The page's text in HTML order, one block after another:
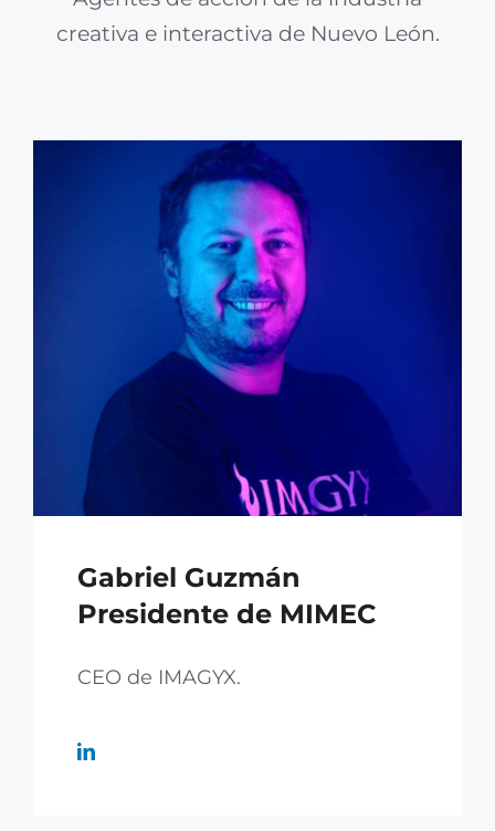
creativa e interactiva de Nuevo León.
Gabriel Guzmán
Presidente de MIMEC
CEO de IMAGYX.